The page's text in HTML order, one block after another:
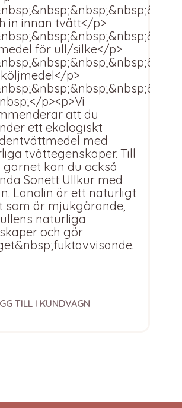
p>
in innan tvätt</p>
för ull/silke</p>
p>
p><p>Vi
att du
ett ekologiskt
med
tvättegenskaper. Till
kan du också
Sonett Ullkur med
Lanolin är ett naturligt
som är mjukgörande,
naturliga
och gör
TILL I KUNDVAGN